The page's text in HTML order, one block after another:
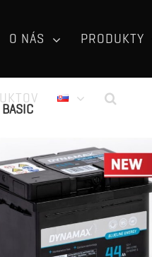
O NÁS PRODUKTY
BASIC